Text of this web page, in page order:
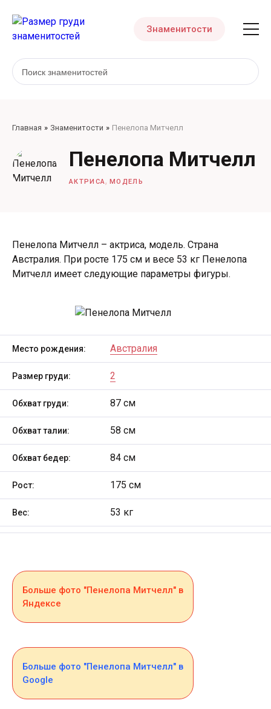
Знаменитости
Главная Знаменитости Пенелопа Митчелл
Пенелопа Митчелл
АКТРИСА,МОДЕЛЬ
Пенелопа Митчелл – актриса, модель. Страна
Австралия. При росте 175 см и весе 53 кг Пенелопа
Митчелл имеет следующие параметры фигуры.
Место рождения: Австралия
Размер груди: 2
Обхват груди: 87 см
Обхват талии: 58 см
Обхват бедер: 84 см
Рост: 175 см
Вес: 53 кг
Больше фото "Пенелопа Митчелл" в
Яндексе
Больше фото "Пенелопа Митчелл" в
Google